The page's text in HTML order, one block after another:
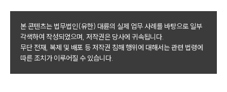
본 콘텐츠는 법무법인(유한) 대륜의 실제 업무 사례를 바탕으로 일부
각색하여 작성되었으며, 저작권은 당사에 귀속됩니다.
무단 전재, 복제 및 배포 등 저작권 침해 행위에 대해서는 관련 법령에
따른 조치가 이루어질 수 있습니다.